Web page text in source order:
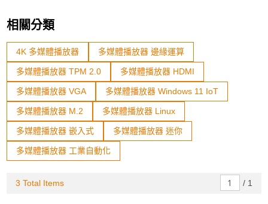
相關分類
4K 多媒體播放器 多媒體播放器 邊緣運算
多媒體播放器 TPM 2.0 多媒體播放器 HDMI
多媒體播放器 VGA 多媒體播放器 Windows 11 IoT
多媒體播放器 M.2 多媒體播放器 Linux
多媒體播放器 嵌入式 多媒體播放器 迷你
多媒體播放器 工業自動化
3 Total Items / 1